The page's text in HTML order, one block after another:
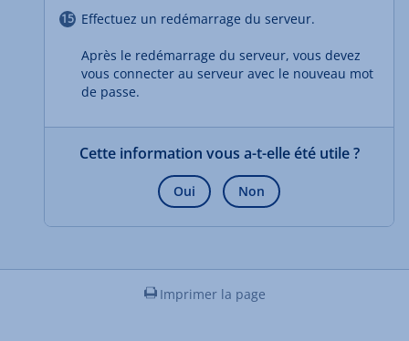
Effectuez un redémarrage du serveur.
Après le redémarrage du serveur, vous devez
vous connecter au serveur avec le nouveau mot
de passe.
Cette information vous a-t-elle été utile ?
Oui Non
Imprimer la page